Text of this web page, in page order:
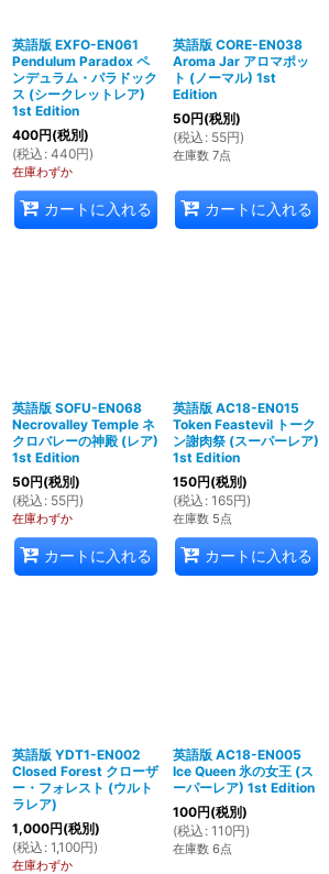
英語版 EXFO-EN061
Pendulum Paradox ペ
ンデュラム・パラドック
ス (シークレットレア)
1st Edition
400円(税別)
(税込 : 440円)
在庫わずか
カートに入れる
英語版 CORE-EN038
Aroma Jar アロマポッ
ト (ノーマル) 1st
Edition
50円(税別)
(税込 : 55円)
在庫数 7点
カートに入れる
英語版 SOFU-EN068
Necrovalley Temple ネ
クロバレーの神殿 (レア)
1st Edition
50円(税別)
(税込 : 55円)
在庫わずか
カートに入れる
英語版 AC18-EN015
Token Feastevil トーク
ン謝肉祭 (スーパーレア)
1st Edition
150円(税別)
(税込 : 165円)
在庫数 5点
カートに入れる
英語版 YDT1-EN002
Closed Forest クローザ
ー・フォレスト (ウルト
ラレア)
1,000円(税別)
(税込 : 1,100円)
在庫わずか
英語版 AC18-EN005
Ice Queen 氷の女王 (ス
ーパーレア) 1st Edition
100円(税別)
(税込 : 110円)
在庫数 6点